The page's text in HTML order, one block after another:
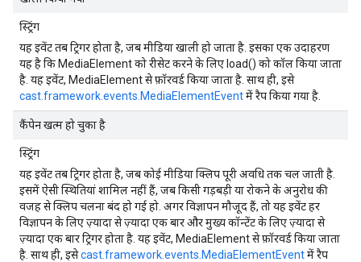
स्ट्रिंग
यह इवेंट तब ट्रिगर होता है, जब मीडिया खाली हो जाता है. इसका एक उदाहरण
यह है कि MediaElement को रीसेट करने के लिए load() को कॉल किया जाता
है. यह इवेंट, MediaElement से फ़ॉरवर्ड किया जाता है. साथ ही, इसे
cast.framework.events.MediaElementEventमें रैप किया गया है.
कैंपेन खत्म हो चुका है
स्ट्रिंग
यह इवेंट तब ट्रिगर होता है, जब कोई मीडिया क्लिप पूरी अवधि तक चल जाती है.
इसमें ऐसी स्थितियां शामिल नहीं हैं, जब किसी गड़बड़ी या रोकने के अनुरोध की
वजह से क्लिप चलना बंद हो गई हो. अगर विज्ञापन मौजूद हैं, तो यह इवेंट हर
विज्ञापन के लिए ज़्यादा से ज़्यादा एक बार और मुख्य कॉन्टेंट के लिए ज़्यादा से
ज़्यादा एक बार ट्रिगर होता है. यह इवेंट, MediaElement से फ़ॉरवर्ड किया जाता
है. साथ ही, इसेcast.framework.events.MediaElementEventमें रैप